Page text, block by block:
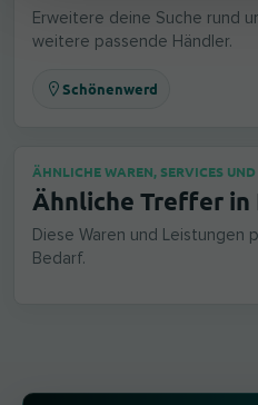
Erweitere deine Suche rund
weitere passende Händler.
Schönenwerd
ÄHNLICHE WAREN, SERVICES
Ähnliche Treffer in
Diese Waren und Leistungen
Bedarf.